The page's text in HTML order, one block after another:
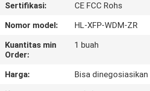
TUR
PABRIK
KONTROL
KUALITAS
Sertifikasi:
CE FCC Rohs
Nomor model:
HL-XFP-WDM-ZR
Kuantitas min
Order:
1 buah
Harga:
Bisa dinegosiasikan